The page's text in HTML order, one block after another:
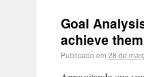
Goal
achieve them
Publicado em 28 de